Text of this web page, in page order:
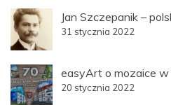
Jan Szczepanik –
31 stycznia 2022
easyArt o mozaice
20 stycznia 2022